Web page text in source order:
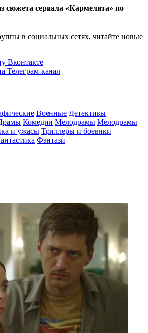
сюжета сериала «Кармелита» по
в социальных сетях, читайте новые
Военные Детективы
Комедии Мелодрамы Мелодрамы
и ужасы Триллеры и боевики
Фэнтази